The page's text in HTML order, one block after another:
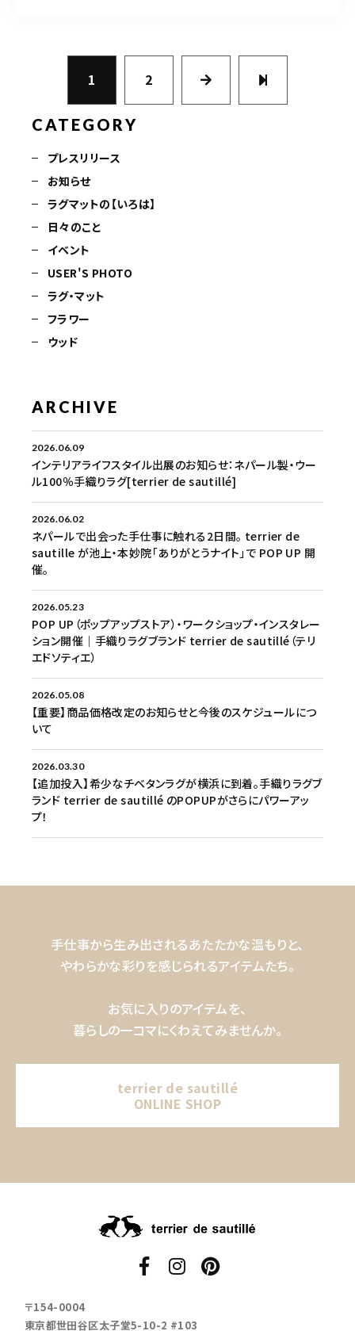
1 2
CATEGORY
プレスリリース
お知らせ
ラグマットの【いろは】
日々のこと
イベント
USER'S PHOTO
ラグ・マット
フラワー
ウッド
ARCHIVE
2026.06.09
インテリアライフスタイル出展のお知らせ：ネパール製・ウー
ル100％手織りラグ[terrier de sautillé]
2026.06.02
ネパールで出会った手仕事に触れる2日間。 terrier de
sautille が池上・本妙院「ありがとうナイト」で POP UP 開
催。
2026.05.23
POP UP（ポップアップストア）・ワークショップ・インスタレー
ション開催｜手織りラグブランド terrier de sautillé（テリ
エドソティエ）
2026.05.08
【重要】商品価格改定のお知らせと今後のスケジュールにつ
いて
2026.03.30
【追加投入】希少なチベタンラグが横浜に到着。手織りラグブ
ランド terrier de sautillé のPOPUPがさらにパワーアッ
プ！
手仕事から生み出されるあたたかな温もりと、
やわらかな彩りを感じられるアイテムたち。
お気に入りのアイテムを、
暮らしの一コマにくわえてみませんか。
terrier de sautillé
ONLINE SHOP
〒154-0004
東京都世田谷区太子堂5-10-2 #103